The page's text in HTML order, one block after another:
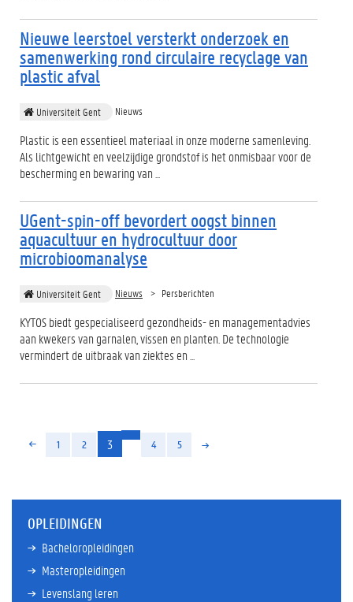
Nieuwe leerstoel versterkt onderzoek en
samenwerking rond circulaire recyclage van
plastic afval
Universiteit Gent Nieuws
Plastic is een essentieel materiaal in onze moderne samenleving.
Als lichtgewicht en veelzijdige grondstof is het onmisbaar voor de
bescherming en bewaring van ...
UGent-spin-off bevordert oogst binnen
aquacultuur en hydrocultuur door
microbioomanalyse
Universiteit Gent Nieuws Persberichten
KYTOS biedt gespecialiseerd gezondheids- en managementadvies
aan kwekers van garnalen, vissen en planten. De technologie
vermindert de uitbraak van ziektes en ...
1 2 3 (huidige)
4 5
OPLEIDINGEN
Bacheloropleidingen
Masteropleidingen
Levenslang leren